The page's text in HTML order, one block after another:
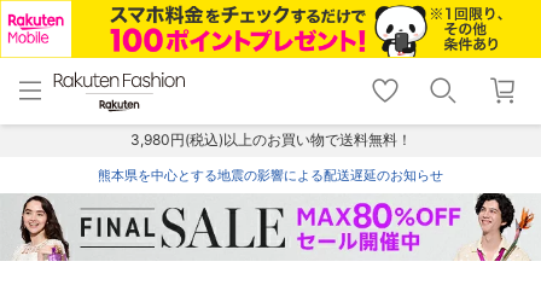
menu home
トップ
shopping_cart lock_outline
ログイン
3,980円(税込)以上のお買い物で送料無料！
熊本県を中心とする地震の影響による配送遅延のお知らせ